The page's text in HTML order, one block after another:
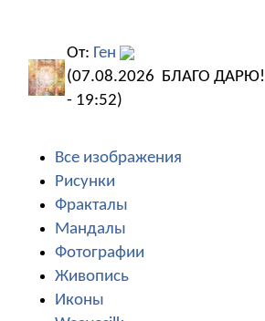
От: Ген
(07.08.2026
- 19:52)
БЛАГО ДАРЮ!
Все изображения
Рисунки
Фракталы
Мандалы
Фотографии
Живопись
Иконы